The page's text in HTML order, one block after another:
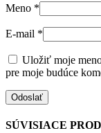
Meno *
E-mail *
Uložiť moje
pre moje budúce
SÚVISIACE